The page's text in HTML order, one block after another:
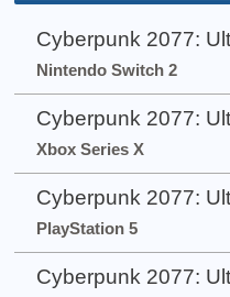
Cyberpunk 2077:
Nintendo Switch 2
Cyberpunk 2077:
Xbox Series X
Cyberpunk 2077:
PlayStation 5
Cyberpunk 2077: